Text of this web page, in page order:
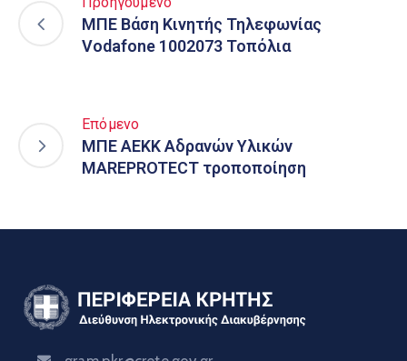
ΜΠΕ Βάση Κινητής Τηλεφωνίας
Vodafone 1002073 Τοπόλια
Επόμενο
ΜΠΕ ΑΕΚΚ Αδρανών Υλικών
MAREPROTECT τροποποίηση